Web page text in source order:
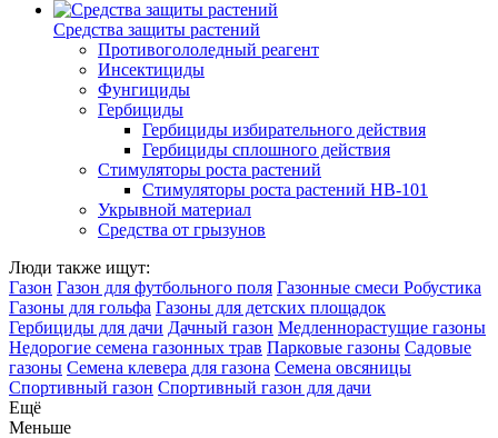
Средства защиты растений
Противогололедный реагент
Инсектициды
Фунгициды
Гербициды
Гербициды избирательного действия
Гербициды сплошного действия
Стимуляторы роста растений
Стимуляторы роста растений HB-101
Укрывной материал
Средства от грызунов
Люди также ищут:
Газон Газон для футбольного поля Газонные смеси Робустика
Газоны для гольфа Газоны для детских площадок
Гербициды для дачи Дачный газон Медленнорастущие газоны
Недорогие семена газонных трав Парковые газоны Садовые
газоны Семена клевера для газона Семена овсяницы
Спортивный газон Спортивный газон для дачи
Ещё
Меньше